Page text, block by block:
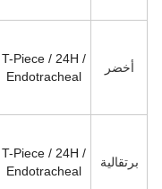
أخضر
T-Piece / 24H /
Endotracheal
برتقالية
T-Piece / 24H /
Endotracheal